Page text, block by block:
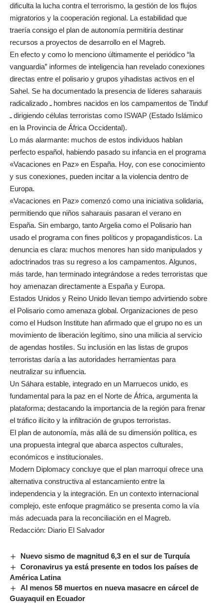
dificulta la lucha contra el terrorismo, la gestión de los flujos
migratorios y la cooperación regional. La estabilidad que
traería consigo el plan de autonomía permitiría destinar
recursos a proyectos de desarrollo en el Magreb.
En efecto y como lo menciono últimamente el periódico “la
vanguardia” informes de inteligencia han revelado conexiones
directas entre el polisario y grupos yihadistas activos en el
Sahel. Se ha documentado la presencia de líderes saharauis
radicalizado ـ hombres nacidos en los campamentos de Tinduf
ـ dirigiendo células terroristas como ISWAP (Estado Islámico
en la Provincia de África Occidental).
Lo más alarmante: muchos de estos individuos hablan
perfecto español, habiendo pasado su infancia en el programa
«Vacaciones en Paz» en España. Hoy, con ese conocimiento
y sus conexiones, pueden incitar a la violencia dentro de
Europa.
«Vacaciones en Paz» comenzó como una iniciativa solidaria,
permitiendo que niños saharauis pasaran el verano en
España. Sin embargo, tanto Argelia como el Polisario han
usado el programa con fines políticos y propagandísticos. La
denuncia es clara: muchos menores han sido manipulados y
adoctrinados tras su regreso a los campamentos. Algunos,
más tarde, han terminado integrándose a redes terroristas que
hoy amenazan directamente a España y Europa.
Estados Unidos y Reino Unido llevan tiempo advirtiendo sobre
el Polisario como amenaza global. Organizaciones de peso
como el Hudson Institute han afirmado que el grupo no es un
movimiento de liberación legítimo, sino una milicia al servicio
de agendas hostiles. Su inclusión en las listas de grupos
terroristas daría a las autoridades herramientas para
neutralizar su influencia.
Un Sáhara estable, integrado en un Marruecos unido, es
fundamental para la paz en el Norte de África, argumenta la
plataforma; destacando la importancia de la región para frenar
el tráfico ilícito y la infiltración de grupos terroristas.
El plan de autonomía, más allá de su dimensión política, es
una propuesta integral que abarca aspectos culturales,
económicos e institucionales.
Modern Diplomacy concluye que el plan marroquí ofrece una
alternativa constructiva al estancamiento entre la
independencia y la integración. En un contexto internacional
complejo, este enfoque pragmático se presenta como la vía
más adecuada para la reconciliación en el Magreb.
Redacción: Diario El Salvador
Nuevo sismo de magnitud 6,3 en el sur de Turquía
Coronavirus ya está presente en todos los países de
América Latina
Al menos 58 muertos en nueva masacre en cárcel de
Guayaquil en Ecuador